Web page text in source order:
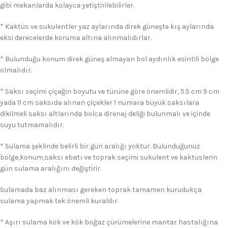
gibi mekanlarda kolayca yetiştirilebilirler.
* Kaktüs ve sukulentler yaz aylarında direk güneşte kış aylarında
eksi derecelerde koruma altına alınmalıdırlar.
* Bulunduğu konum direk güneş almayan bol aydınlık esintili bölge
olmalıdır.
* Saksı seçimi çiçeğin boyutu ve türüne göre önemlidir, 5.5 cm 9 cm
yada 11 cm saksıda alınan çiçekler 1 numara büyük saksılara
dikilmeli saksı altlarında bolca direnaj deliği bulunmalı ve içinde
suyu tutmamalıdır.
* Sulama şeklinde belirli bir gün aralığı yoktur. Bulunduğunuz
bölge,konum,saksı ebatı ve toprak seçimi sukulent ve kaktüslerin
gün sulama aralığını değiştirir.
Sulamada baz alınması gereken toprak tamamen kurudukça
sulama yapmak tek önemli kuraldır.
* Aşırı sulama kök ve kök boğaz çürümelerine mantar hastalığına